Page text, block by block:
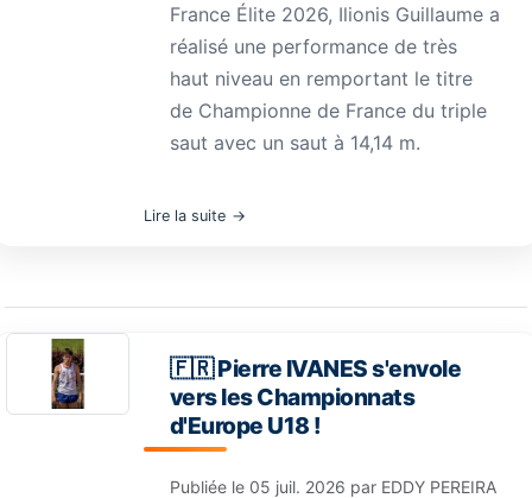
France Élite 2026, Ilionis Guillaume a
réalisé une performance de très
haut niveau en remportant le titre
de Championne de France du triple
saut avec un saut à 14,14 m.
Lire la suite
🇫🇷 Pierre IVANES s'envole
vers les Championnats
d'Europe U18 !
Publiée le 05 juil. 2026 par EDDY PEREIRA